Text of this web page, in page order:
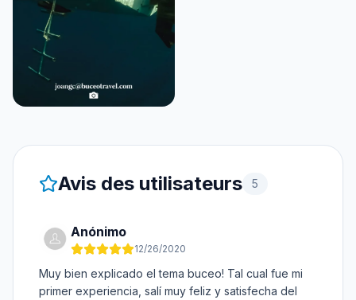
Avis des utilisateurs 5
Anónimo
12/26/2020
Muy bien explicado el tema buceo! Tal cual fue mi
primer experiencia, salí muy feliz y satisfecha del